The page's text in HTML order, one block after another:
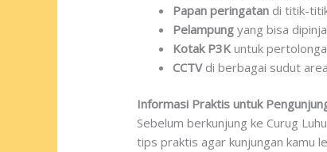
Papan peringatan di titik-
Pelampung yang bisa
Kotak P3K untuk
CCTVdi berbagai sudut
Informasi Praktis untuk
Sebelum berkunjung ke Curug
tips praktis agar kunjungan kamu